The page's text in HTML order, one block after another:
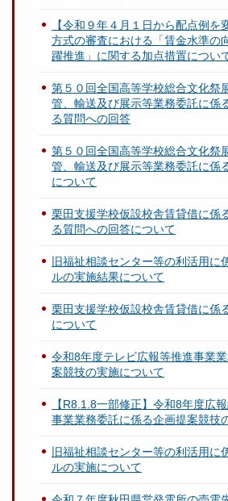
【令和９年４月１日から配点例を
方式の審査における「賃金水準の
躍推進」に関する加点措置につい
第５０回全国高等学校総合文化祭
管、輸送及び展示等業務委託に係
る質問への回答
第５０回全国高等学校総合文化祭
管、輸送及び展示等業務委託に係
について
栗田支援学校仮設校舎賃貸借に係
る質問への回答について
旧福祉相談センター等の利活用に
ルの実施結果について
栗田支援学校仮設校舎賃貸借に係
について
令和8年度テレビ広報等推進事業
案競技の実施について
【R8.1.8一部修正】令和8年度広
事業業務委託に係る企画提案競技
旧福祉相談センター等の利活用に
ルの実施について